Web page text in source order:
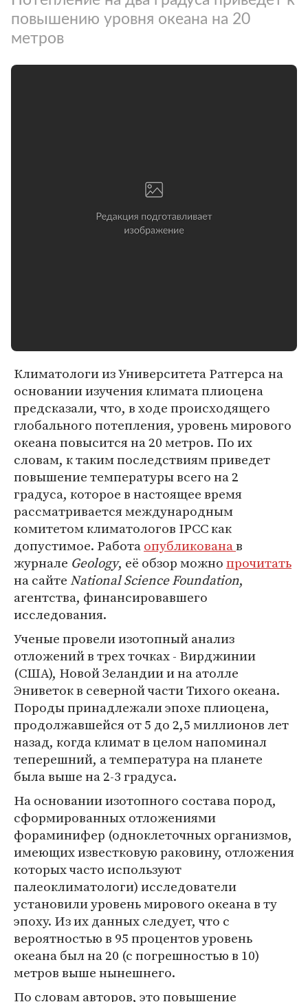
повышению уровня океана на 20
метров
Климатологи из Университета Ратгерса на
основании изучения климата плиоцена
предсказали, что, в ходе происходящего
глобального потепления, уровень мирового
океана повысится на 20 метров. По их
словам, к таким последствиям приведет
повышение температуры всего на 2
градуса, которое в настоящее время
рассматривается международным
комитетом климатологов IPCC как
допустимое. Работаопубликованав
журнале Geology, её обзор можнопрочитать
на сайтеNational Science Foundation,
агентства, финансировавшего
исследования.
Ученые провели изотопный анализ
отложений в трех точках - Вирджинии
(США), Новой Зеландии и на атолле
Эниветок в северной части Тихого океана.
Породы принадлежали эпохе плиоцена,
продолжавшейся от 5 до 2,5 миллионов лет
назад, когда климат в целом напоминал
теперешний, а температура на планете
была выше на 2-3 градуса.
На основании изотопного состава пород,
сформированных отложениями
фораминифер (одноклеточных организмов,
имеющих известковую раковину, отложения
которых часто используют
палеоклиматологи) исследователи
установили уровень мирового океана в ту
эпоху. Из их данных следует, что с
вероятностью в 95 процентов уровень
океана был на 20 (с погрешностью в 10)
метров выше нынешнего.
По словам авторов, это повышение